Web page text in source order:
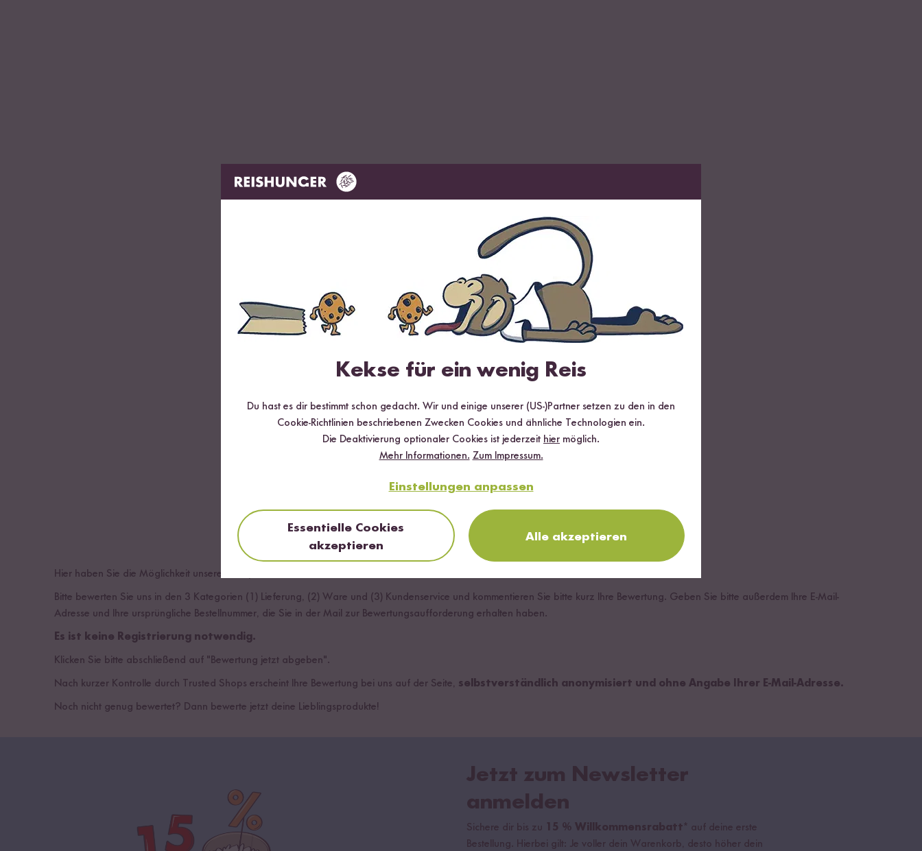
Hier haben Sie die Möglichkeit unseren Shop und unsere Produkte zu bewerten.
Bitte bewerten Sie uns in den 3 Kategorien (1) Lieferung, (2) Ware und (3) Kundenservice und kommentieren Sie bitte kurz Ihre Bewertung. Geben Sie bitte außerdem Ihre E-Mail-
Adresse und Ihre ursprüngliche Bestellnummer, die Sie in der Mail zur Bewertungsaufforderung erhalten haben.
Es ist keine Registrierung notwendig.
Klicken Sie bitte abschließend auf "Bewertung jetzt abgeben".
Nach kurzer Kontrolle durch Trusted Shops erscheint Ihre Bewertung bei uns auf der Seite, selbstverständlich anonymisiert und ohne Angabe Ihrer E-Mail-Adresse.
Noch nicht genug bewertet? Dann bewerte jetzt deine Lieblingsprodukte!
Jetzt zum Newsletter
anmelden
Sichere dir bis zu 15 % Willkommensrabatt* auf deine erste
Bestellung. Hierbei gilt: Je voller dein Warenkorb, desto höher dein
Kekse für ein wenig Reis
Du hast es dir bestimmt schon gedacht. Wir und einige unserer (US-)Partner setzen zu den in den
Cookie-Richtlinien beschriebenen Zwecken Cookies und ähnliche Technologien ein.
Die Deaktivierung optionaler Cookies ist jederzeit hier möglich.
Mehr Informationen. Zum Impressum.
Einstellungen anpassen
Essentielle Cookies
akzeptieren
Alle akzeptieren